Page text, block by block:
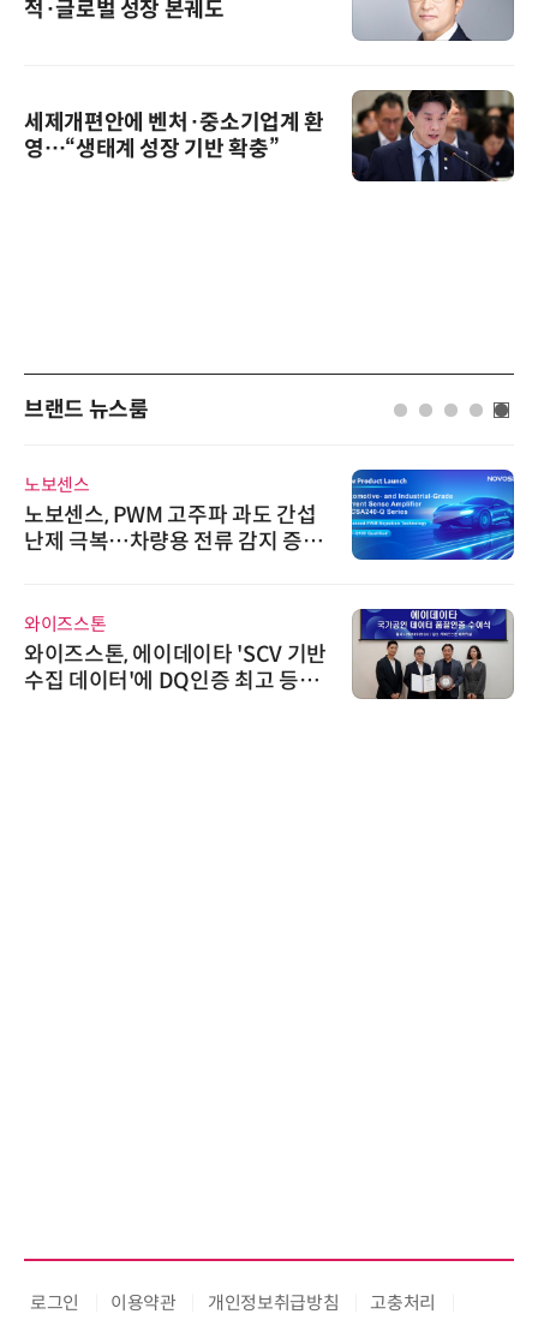
적·글로벌 성장 본궤도
세제개편안에 벤처·중소기업계 환
영…“생태계 성장 기반 확충”
브랜드 뉴스룸
노보센스
노보센스, PWM 고주파 과도 간섭
난제 극복…차량용 전류 감지 증폭
와이즈스톤
와이즈스톤, 에이데이타 'SCV 기반
수집 데이터'에 DQ인증 최고 등급
로그인 이용약관 개인정보취급방침
고충처리